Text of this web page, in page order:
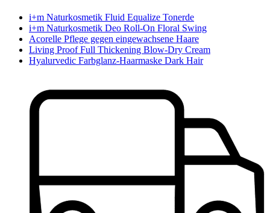
i+m Naturkosmetik Fluid Equalize Tonerde
i+m Naturkosmetik Deo Roll-On Floral Swing
Acorelle Pflege gegen eingewachsene Haare
Living Proof Full Thickening Blow-Dry Cream
Hyalurvedic Farbglanz-Haarmaske Dark Hair